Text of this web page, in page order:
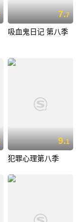
7.7
吸血鬼日记 第八季
9.1
犯罪心理第八季